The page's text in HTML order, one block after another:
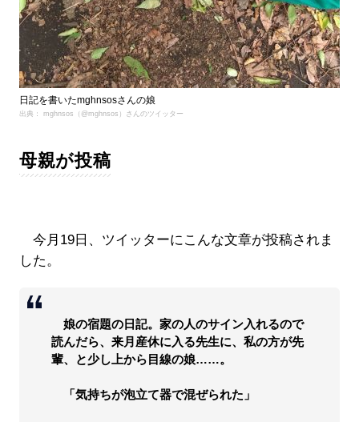
日記を書いたmghnsosさんの娘
出典： mghnsos（@mghnsos）さんのツイッター
母親が投稿
今月19日、ツイッターにこんな文章が投稿されま
した。
娘の宿題の日記。家の人のサイン入れるので
読んだら、来月産休に入る先生に、私の方が先
輩、と少し上から目線の娘……。
「気持ちが泡立て器で混ぜられた」